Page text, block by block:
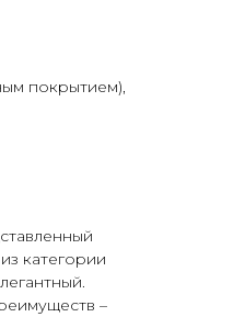
покрытием),
категории
–